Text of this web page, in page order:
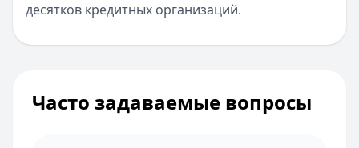
десятков кредитных организаций.
Часто задаваемые вопросы